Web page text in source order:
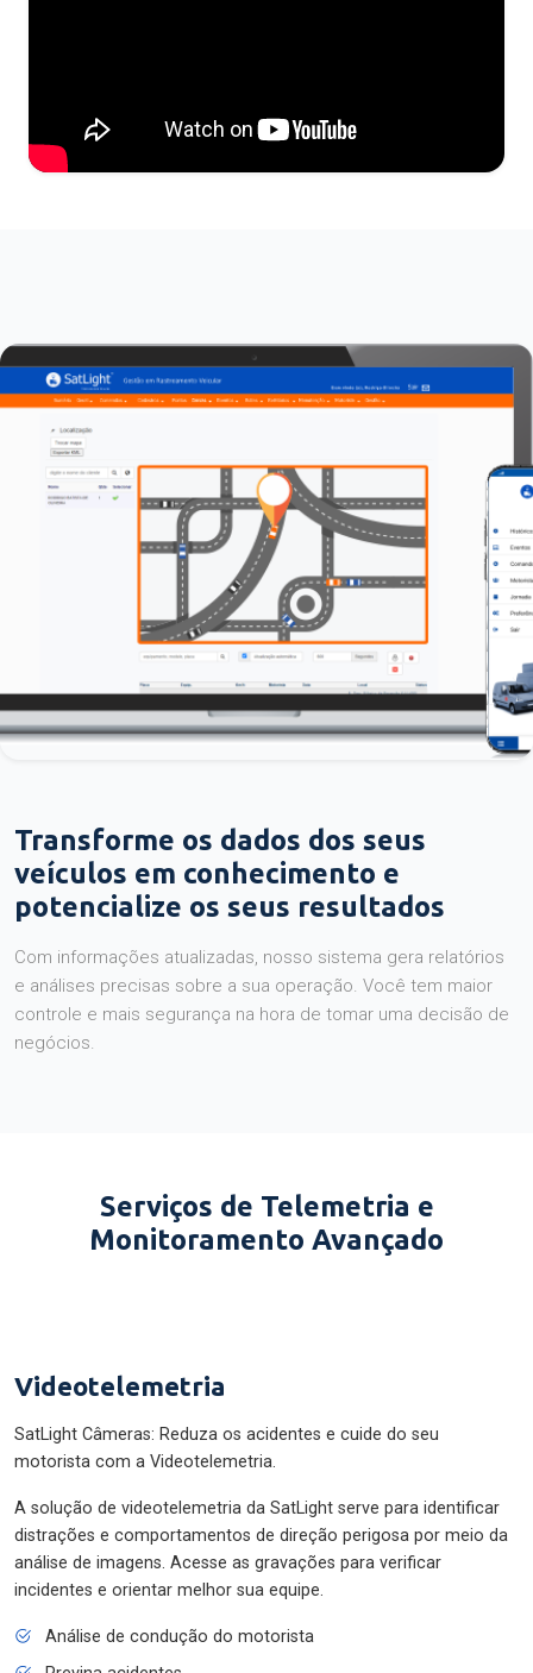
Transforme os dados dos seus
veículos em conhecimento e
potencialize os seus resultados
Com informações atualizadas, nosso sistema gera relatórios
e análises precisas sobre a sua operação. Você tem maior
controle e mais segurança na hora de tomar uma decisão de
negócios.
Serviços de Telemetria e
Monitoramento Avançado
Videotelemetria
SatLight Câmeras: Reduza os acidentes e cuide do seu
motorista com a Videotelemetria.
A solução de videotelemetria da SatLight serve para identificar
distrações e comportamentos de direção perigosa por meio da
análise de imagens. Acesse as gravações para verificar
incidentes e orientar melhor sua equipe.
Análise de condução do motorista